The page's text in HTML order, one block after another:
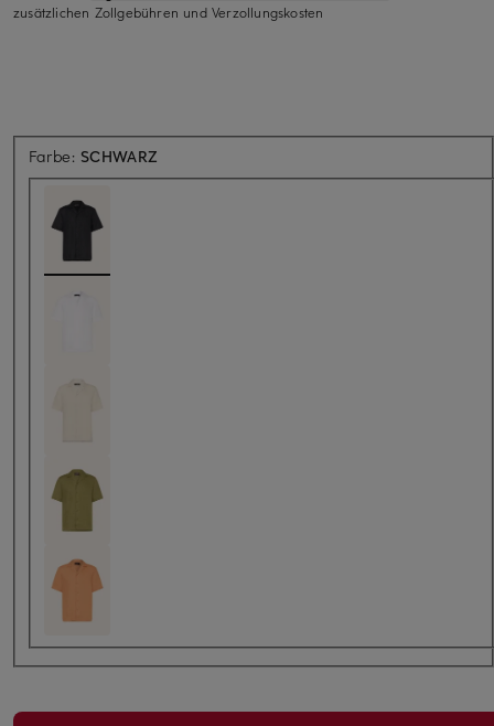
zusätzlichen Zollgebühren und Verzollungskosten
Farbe: SCHWARZ